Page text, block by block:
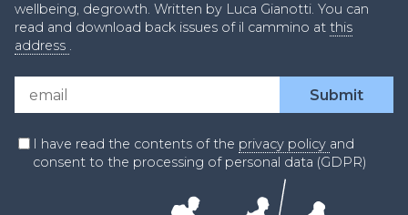
wellbeing, degrowth. Written by Luca Gianotti. You can
read and download back issues of il cammino at this
address .
I have read the contents of the privacy policy and
consent to the processing of personal data (GDPR)